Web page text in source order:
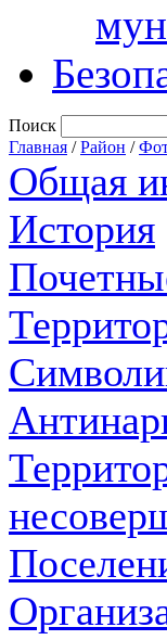
Поиск
Главная /Район /
Общая
История